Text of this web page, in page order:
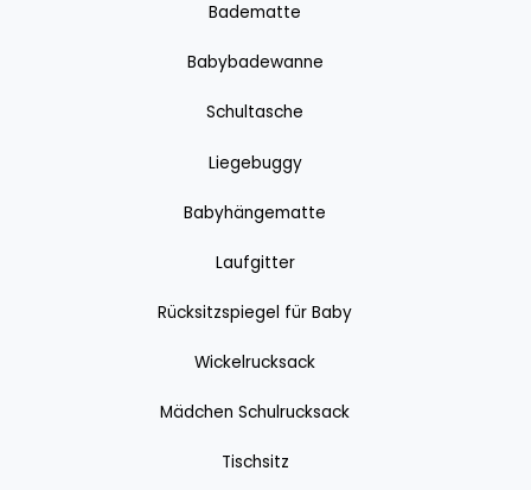
Badematte
Babybadewanne
Schultasche
Liegebuggy
Babyhängematte
Laufgitter
Rücksitzspiegel für Baby
Wickelrucksack
Mädchen Schulrucksack
Tischsitz